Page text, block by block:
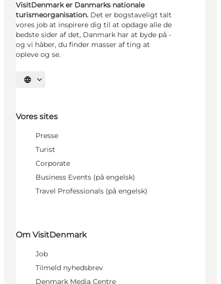
VisitDenmark er Danmarks nationale
turismeorganisation. Det er bogstaveligt talt
vores job at inspirere dig til at opdage alle de
bedste sider af det, Danmark har at byde på -
og vi håber, du finder masser af ting at
opleve og se.
Vælg sprog
Vores sites
Presse
Turist
Corporate
Business Events (på engelsk)
Travel Professionals (på engelsk)
Om VisitDenmark
Job
Tilmeld nyhedsbrev
Denmark Media Centre